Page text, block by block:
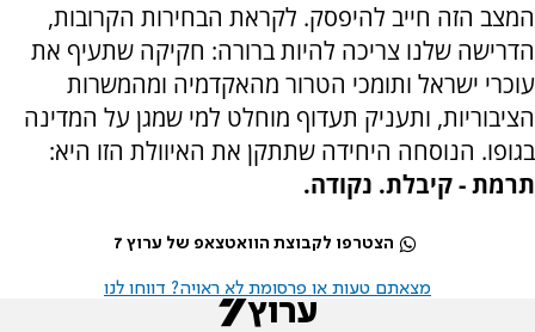
המצב הזה חייב להיפסק. לקראת הבחירות הקרובות,
הדרישה שלנו צריכה להיות ברורה: חקיקה שתעיף את
עוכרי ישראל ותומכי הטרור מהאקדמיה ומהמשרות
הציבוריות, ותעניק תעדוף מוחלט למי שמגן על המדינה
בגופו. הנוסחה היחידה שתתקן את האיוולת הזו היא:
תרמת - קיבלת. נקודה.
הצטרפו לקבוצת הוואטצאפ של ערוץ 7
מצאתם טעות או פרסומת לא ראויה? דווחו לנו